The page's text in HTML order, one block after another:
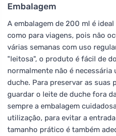
Embalagem
A embalagem de 200 ml é
como para viagens, pois não
várias semanas com uso
"leitosa", o produto é fácil de
normalmente não é
duche. Para preservar as suas
guardar o leite de duche fora
sempre a embalagem
utilização, para evitar a
tamanho prático é também